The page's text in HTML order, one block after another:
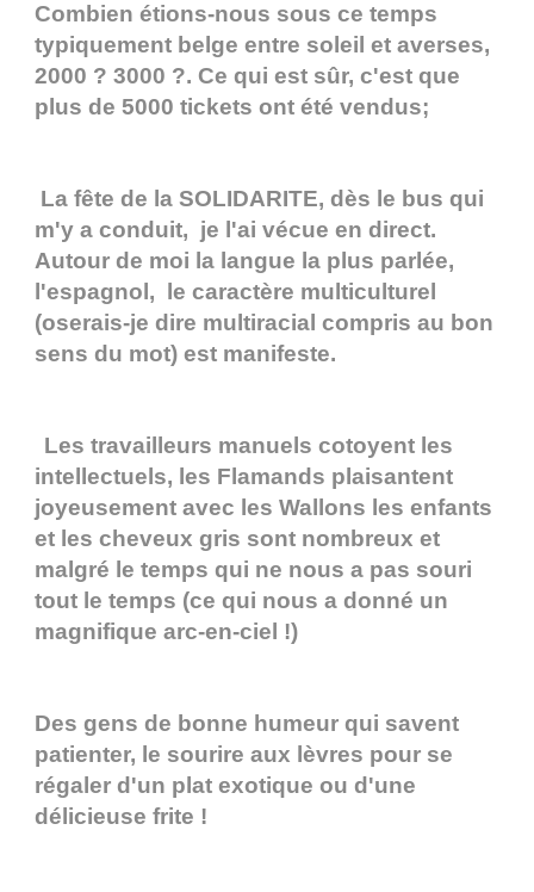
Combien étions-nous sous ce temps
typiquement belge entre soleil et averses,
2000 ? 3000 ?. Ce qui est sûr, c'est que
plus de 5000 tickets ont été vendus;
La fête de la SOLIDARITE, dès le bus qui
m'y a conduit, je l'ai vécue en direct.
Autour de moi la langue la plus parlée,
l'espagnol, le caractère multiculturel
(oserais-je dire multiracial compris au bon
sens du mot) est manifeste.
Les travailleurs manuels cotoyent les
intellectuels, les Flamands plaisantent
joyeusement avec les Wallons les enfants
et les cheveux gris sont nombreux et
malgré le temps qui ne nous a pas souri
tout le temps (ce qui nous a donné un
magnifique arc-en-ciel !)
Des gens de bonne humeur qui savent
patienter, le sourire aux lèvres pour se
régaler d'un plat exotique ou d'une
délicieuse frite !